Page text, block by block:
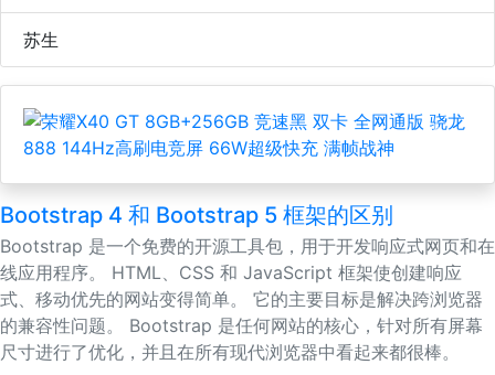
苏生
上一页
Bootstrap 4 和 Bootstrap 5 框架的区别
Bootstrap 是一个免费的开源工具包，用于开发响应式网页和在
线应用程序。 HTML、CSS 和 JavaScript 框架使创建响应
式、移动优先的网站变得简单。 它的主要目标是解决跨浏览器
的兼容性问题。 Bootstrap 是任何网站的核心，针对所有屏幕
尺寸进行了优化，并且在所有现代浏览器中看起来都很棒。